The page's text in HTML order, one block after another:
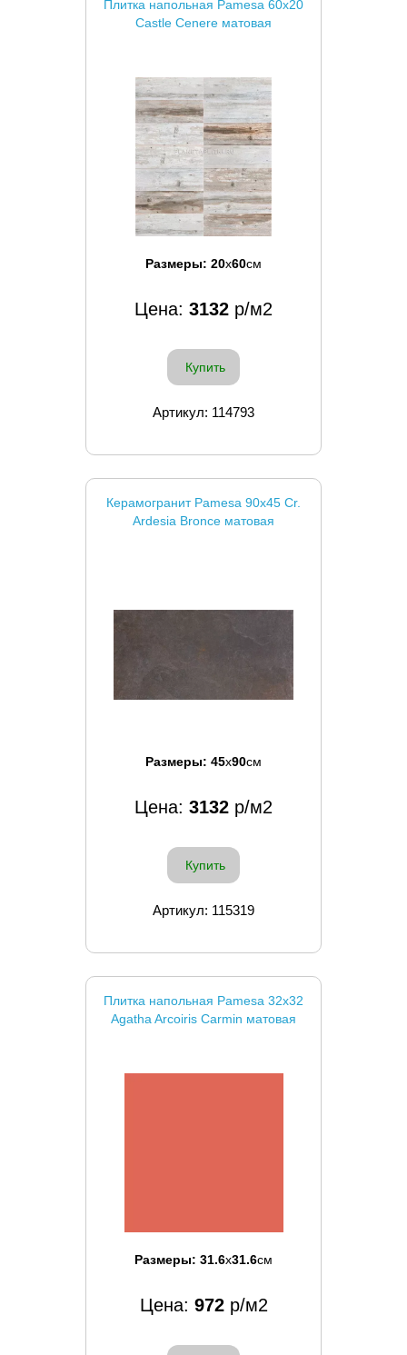
Плитка напольная Pamesa 60x20
Castle Cenere матовая
Размеры: 20x60см
Цена: 3132 р/м2
Купить
Артикул: 114793
Керамогранит Pamesa 90x45 Cr.
Ardesia Bronce матовая
Размеры: 45x90см
Цена: 3132 р/м2
Купить
Артикул: 115319
Плитка напольная Pamesa 32x32
Agatha Arcoiris Carmin матовая
Размеры: 31.6x31.6см
Цена: 972р/м2